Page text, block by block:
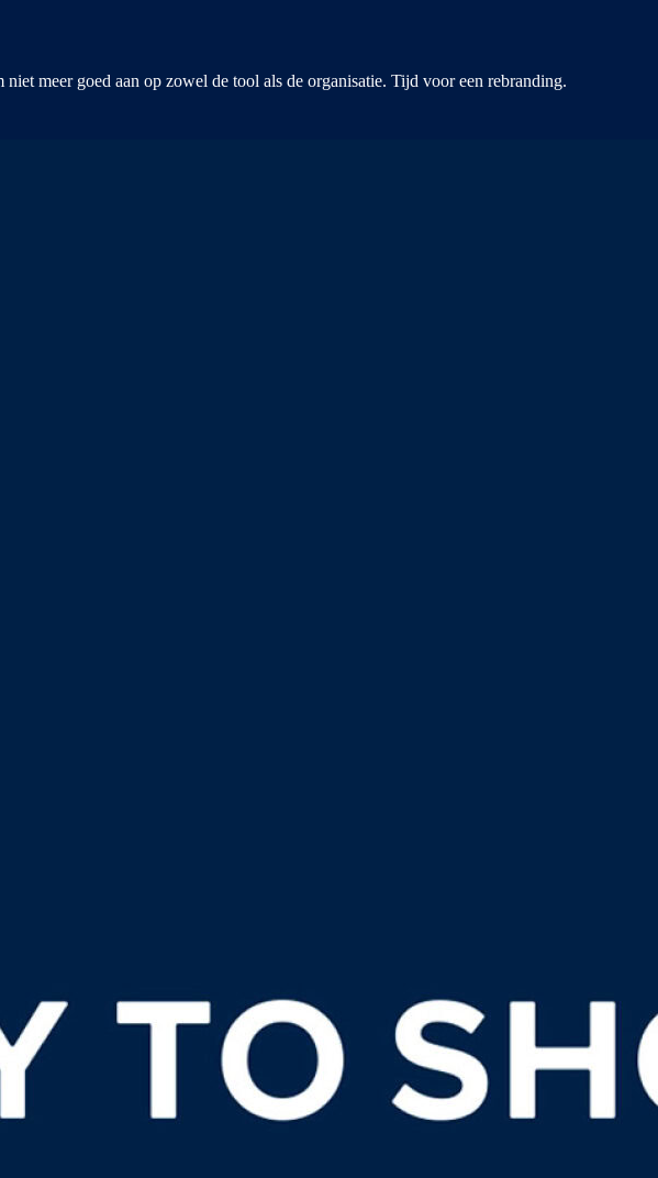
meer goed aan op zowel de tool als de organisatie. Tijd voor een rebranding.